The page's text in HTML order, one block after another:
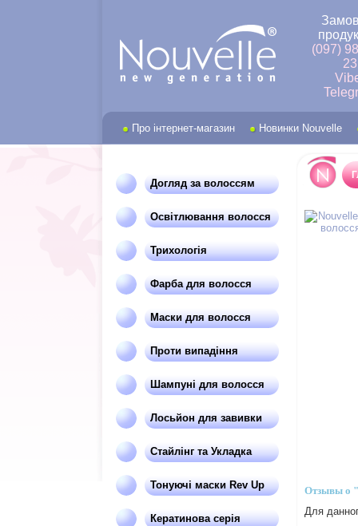
(097)
23
Про інтернет-магазин Новинки Nouvelle
Догляд за волоссям
Освітлювання волосся
Трихологія
Фарба для волосся
Маски для волосся
Проти випадіння
Шампуні для волосся
Лосьйон для завивки
Стайлінг та Укладка
Тонуючі маски Rev Up
Кератинова серія
Отзывы о
Для